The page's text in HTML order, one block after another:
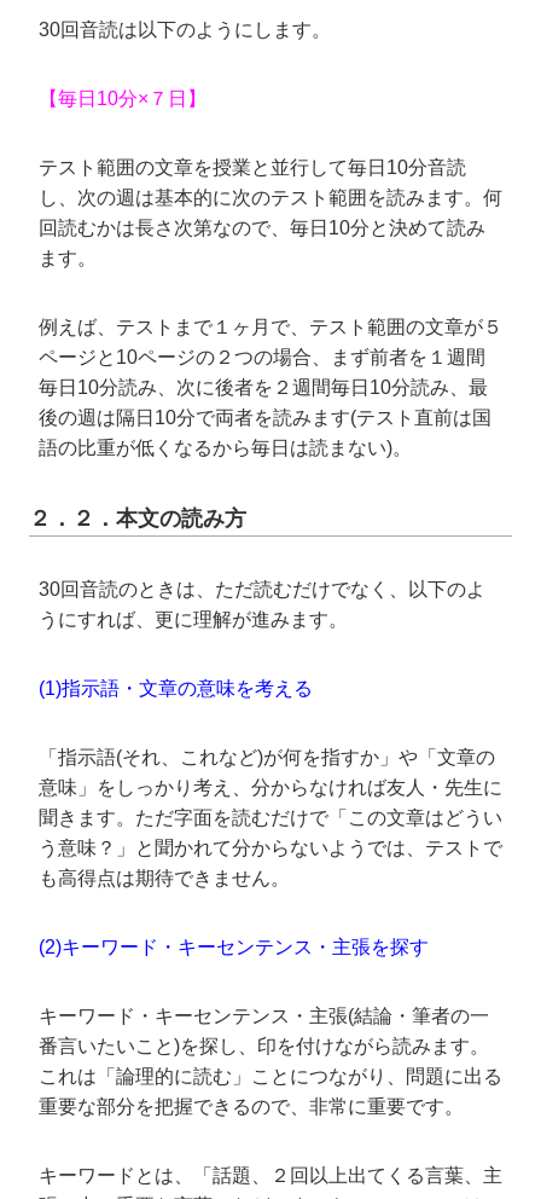
30回音読は以下のようにします。
【毎日10分×７日】
テスト範囲の文章を授業と並行して毎日10分音読
し、次の週は基本的に次のテスト範囲を読みます。何
回読むかは長さ次第なので、毎日10分と決めて読み
ます。
例えば、テストまで１ヶ月で、テスト範囲の文章が５
ページと10ページの２つの場合、まず前者を１週間
毎日10分読み、次に後者を２週間毎日10分読み、最
後の週は隔日10分で両者を読みます(テスト直前は国
語の比重が低くなるから毎日は読まない)。
２．２．本文の読み方
30回音読のときは、ただ読むだけでなく、以下のよ
うにすれば、更に理解が進みます。
(1)指示語・文章の意味を考える
「指示語(それ、これなど)が何を指すか」や「文章の
意味」をしっかり考え、分からなければ友人・先生に
聞きます。ただ字面を読むだけで「この文章はどうい
う意味？」と聞かれて分からないようでは、テストで
も高得点は期待できません。
(2)キーワード・キーセンテンス・主張を探す
キーワード・キーセンテンス・主張(結論・筆者の一
番言いたいこと)を探し、印を付けながら読みます。
これは「論理的に読む」ことにつながり、問題に出る
重要な部分を把握できるので、非常に重要です。
キーワードとは、「話題、２回以上出てくる言葉、主